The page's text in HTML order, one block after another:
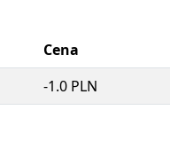
Cena
-1.0 PLN